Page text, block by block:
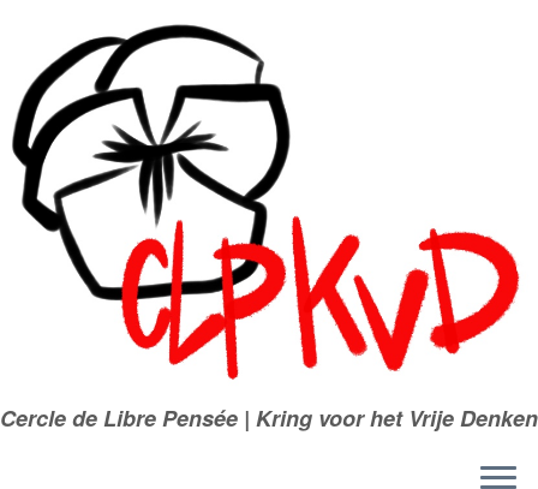
contenu
Cercle de Libre Pensée | Kring voor het Vrije Denken